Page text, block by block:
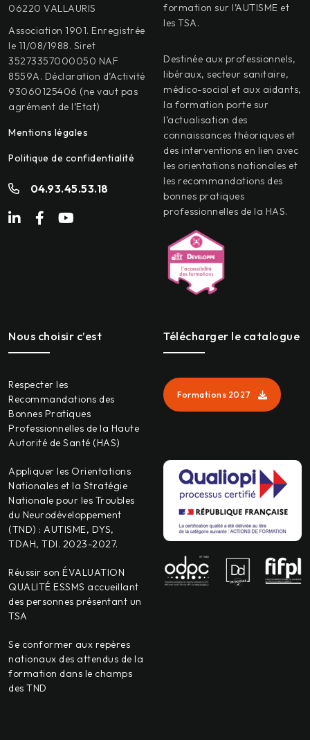
06220 VALLAURIS
Association 1901. Enregistrée
le 11/08/1988. Siret
35273357000050 NAF
8559A. Déclaration d’Activité
93060125406 (ne vaut pas
agrément de l’Etat)
Mentions légales
Politique de confidentialité
04.93.45.53.18
formation sur l’AUTISME et
les TSA.
Destinée aux professionnels,
libéraux, secteur sanitaire,
médico-social et aux aidants,
la formation porte sur
l’actualisation des
connaissances théoriques et
des interventions en lien avec
les orientations nationales et
les recommandations des
bonnes pratiques
professionnelles de la HAS.
Nous choisir c’est
Respecter les
Recommandations des
Bonnes Pratiques
Professionnelles de la Haute
Autorité de Santé (HAS)
Appliquer les Orientations
Nationales et la Stratégie
Nationale pour les Troubles
du Neurodéveloppement
(TND) : AUTISME, DYS,
TDAH, TDI. 2023-2027.
Réussir son ÉVALUATION
QUALITÉ ESSMS accueillant
des personnes présentant un
TSA
Se conformer aux repères
nationaux des attendus de la
formation dans le champs
des TND
Télécharger le catalogue
Formations 2027